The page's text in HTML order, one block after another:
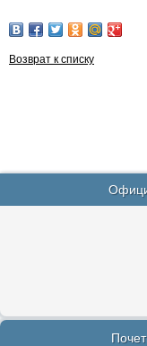
Возврат к списку